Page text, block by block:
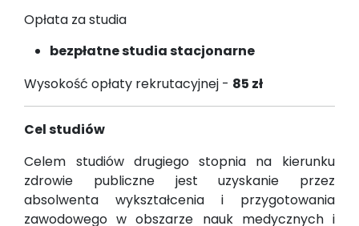
Opłata za studia
bezpłatne studia stacjonarne
Wysokość opłaty rekrutacyjnej - 85 zł
Cel studiów
Celem studiów drugiego stopnia na kierunku
zdrowie publiczne jest uzyskanie przez
absolwenta wykształcenia i przygotowania
zawodowego w obszarze nauk medycznych i